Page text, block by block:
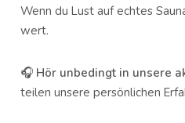
Wenn du Lust auf echtes
wert.
🎧 Hör unbedingt in unsere
teilen unsere persönlichen